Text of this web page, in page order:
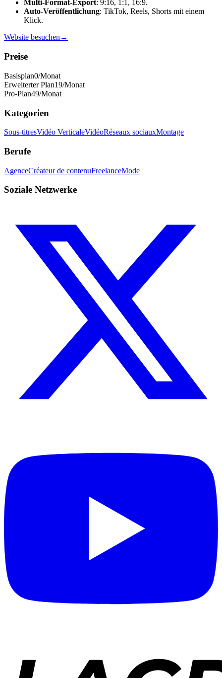
Multi-Format-Export: 9:16, 1:1, 16:9.
Auto-Veröffentlichung: TikTok, Reels, Shorts mit einem
Klick.
Website besuchen→
Preise
Basisplan0/Monat
Erweiterter Plan19/Monat
Pro-Plan49/Monat
Kategorien
Sous-titresVidéo VerticaleVidéoRéseaux sociauxMontage
Berufe
AgenceCréateur de contenuFreelanceMode
Soziale Netzwerke